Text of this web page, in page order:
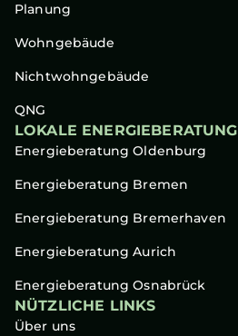
Planung
Wohngebäude
Nichtwohngebäude
QNG
LOKALE ENERGIEBERATUNG
Energieberatung Oldenburg
Energieberatung Bremen
Energieberatung Bremerhaven
Energieberatung Aurich
Energieberatung Osnabrück
NÜTZLICHE LINKS
Über uns